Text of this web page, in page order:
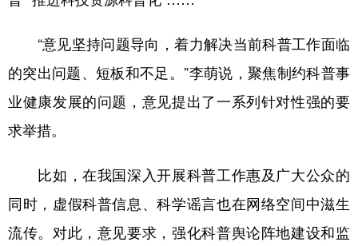
“意见坚持问题导向，着力解决当前科普工作面临
的突出问题、短板和不足。”李萌说，聚焦制约科普事
业健康发展的问题，意见提出了一系列针对性强的要
求举措。
比如，在我国深入开展科普工作惠及广大公众的
同时，虚假科普信息、科学谣言也在网络空间中滋生
流传。对此，意见要求，强化科普舆论阵地建设和监